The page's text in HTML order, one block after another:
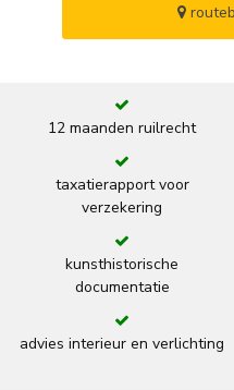
12 maanden ruilrecht
taxatierapport voor
verzekering
kunsthistorische
documentatie
advies interieur en verlichting